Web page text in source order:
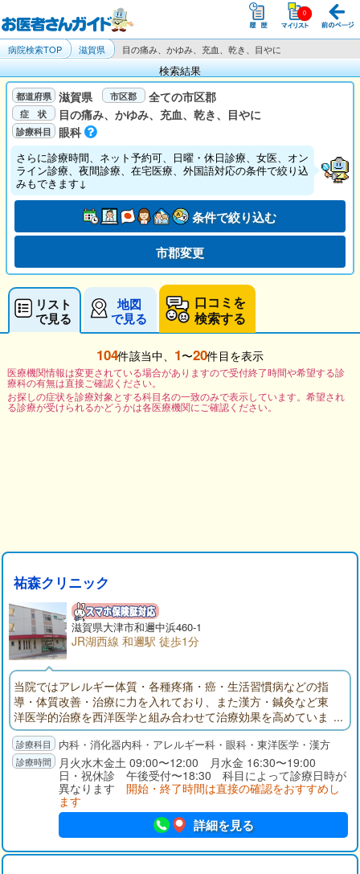
病院検索TOP 滋賀県 目の痛み、かゆみ、充血、乾き、目やに
検索結果
滋賀県
全ての市区郡
目の痛み、かゆみ、充血、乾き、目やに
眼科
さらに診療時間、ネット予約可、日曜・休日診療、女医、オン
ライン診療、夜間診療、在宅医療、外国語対応の条件で絞り込
みもできます↓
条件で絞り込む
市郡変更
リスト
で見る
地図
で見る
口コミを
検索する
104件該当中、 1〜20件目を表示
医療機関情報は変更されている場合がありますので受付終了時間や希望する診
療科の有無は直接ご確認ください。
お探しの症状を診療対象とする科目名の一致のみで表示しています。希望され
る診療が受けられるかどうかは各医療機関にご確認ください。
祐森クリニック
滋賀県大津市和邇中浜460-1
JR湖西線 和邇駅 徒歩1分
当院ではアレルギー体質・各種疼痛・癌・生活習慣病などの指
導・体質改善・治療に力を入れており、また漢方・鍼灸など東
洋医学的治療を西洋医学と組み合わせて治療効果を高めていま
す。また眼科での白内障・緑内障の手術や胃腸科での胃・大腸
のポリープ・癌のポリペクトミー及び粘膜切除術切除などは最
新の設備で日帰り手術を行っています。
内科・消化器内科・アレルギー科・眼科・東洋医学・漢方
月火水木金土 09:00〜12:00 月水金 16:30〜19:00
日・祝休診 午後受付〜18:30 科目によって診療日時が
異なります 開始・終了時間は直接の確認をおすすめし
ます
詳細を見る